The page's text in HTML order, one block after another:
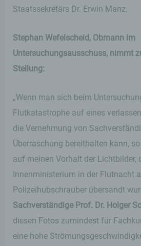
Staatssekretärs Dr. Erwin Manz.
Stephan Wefelscheid, Obmann im
Untersuchungsausschuss, nimmt
Stellung:
„Wenn man sich beim
Flutkatastrophe auf eines
die Vernehmung von
Überraschung bereithalten kann,
auf meinen Vorhalt der Lichtbilder,
Innenministerium in der Flutnacht
Polizeihubschrauber übersandt
Sachverständige Prof. Dr. Holger
diesen Fotos zumindest für
eine hohe